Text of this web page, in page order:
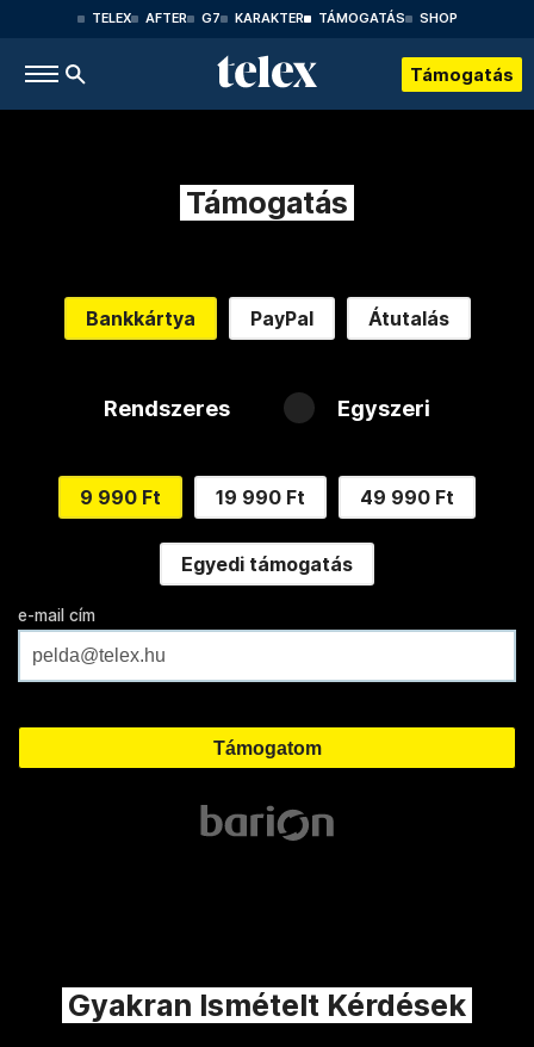
TELEX AFTER G7 KARAKTER TÁMOGATÁS SHOP
Támogatás
Támogatás
Bankkártya PayPal Átutalás
Rendszeres Egyszeri
9 990 Ft 19 990 Ft 49 990 Ft
Egyedi támogatás
e-mail cím
Gyakran Ismételt Kérdések